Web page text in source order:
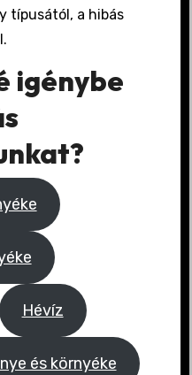
típusától, a hibás
igénybe
Hévíz
és környéke